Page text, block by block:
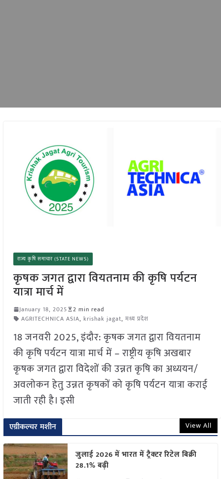
राज्य कृषि समाचार (STATE NEWS)
कृषक जगत द्वारा वियतनाम की कृषि पर्यटन
यात्रा मार्च में
January 18, 2025
2 min read
AGRITECHNICA ASIA, krishak jagat, मध्य प्रदेश
18 जनवरी 2025, इंदौर: कृषक जगत द्वारा वियतनाम
की कृषि पर्यटन यात्रा मार्च में – राष्ट्रीय कृषि अखबार
कृषक जगत द्वारा विदेशों की उन्नत कृषि का अध्ययन/
अवलोकन हेतु उन्नत कृषकों को कृषि पर्यटन यात्रा कराई
जाती रही है। इसी
एग्रीकल्चर मशीन View All
जुलाई 2026 में भारत में ट्रैक्टर रिटेल बिक्री
28.1% बढ़ी